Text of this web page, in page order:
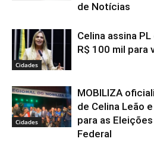
de Notícias
Cidades
Celina assina
R$ 100 mil para
Cidades
MOBILIZA
de Celina Leão
para as
Federal